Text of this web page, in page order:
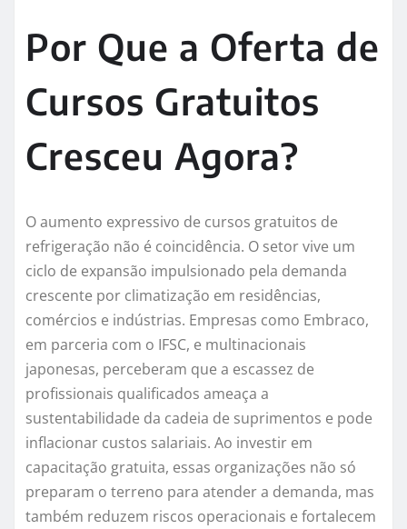
Por Que a Oferta de
Cursos Gratuitos
Cresceu Agora?
O aumento expressivo de cursos gratuitos de
refrigeração não é coincidência. O setor vive um
ciclo de expansão impulsionado pela demanda
crescente por climatização em residências,
comércios e indústrias. Empresas como Embraco,
em parceria com o IFSC, e multinacionais
japonesas, perceberam que a escassez de
profissionais qualificados ameaça a
sustentabilidade da cadeia de suprimentos e pode
inflacionar custos salariais. Ao investir em
capacitação gratuita, essas organizações não só
preparam o terreno para atender a demanda, mas
também reduzem riscos operacionais e fortalecem